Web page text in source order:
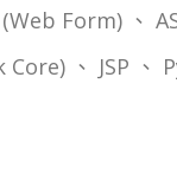
Form) 、
、 JSP 、